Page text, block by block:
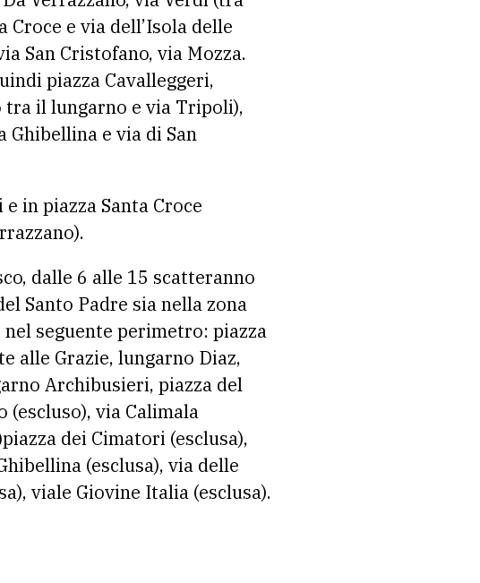
Croce e via dell’Isola delle
San Cristofano, via Mozza.
piazza Cavalleggeri,
tra il lungarno e via Tripoli),
Ghibellina e via di San
in piazza Santa Croce
dalle 6 alle 15 scatteranno
Santo Padre sia nella zona
seguente perimetro: piazza
alle Grazie, lungarno Diaz,
Archibusieri, piazza del
(escluso), via Calimala
dei Cimatori (esclusa),
(esclusa), via delle
viale Giovine Italia (esclusa).